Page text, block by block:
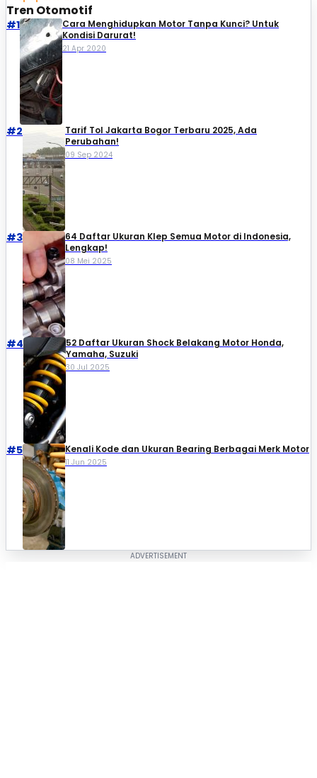
Tren Otomotif
#1
Cara Menghidupkan Motor Tanpa Kunci? Untuk
Kondisi Darurat!
21 Apr 2020
#2
Tarif Tol Jakarta Bogor Terbaru 2025, Ada
Perubahan!
09 Sep 2024
#3
64 Daftar Ukuran Klep Semua Motor di Indonesia,
Lengkap!
08 Mei 2025
#4
52 Daftar Ukuran Shock Belakang Motor Honda,
Yamaha, Suzuki​
30 Jul 2025
#5 Kenali Kode dan Ukuran Bearing Berbagai Merk Motor
11 Jun 2025